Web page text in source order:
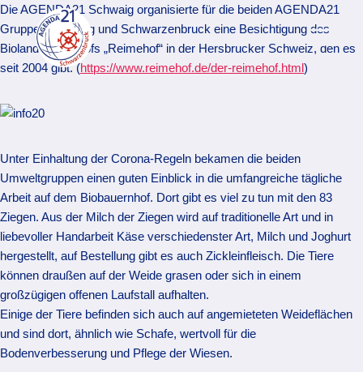
Zum
Inhalt
springen
Die AGENDA21 Schwaig organisierte für die beiden AGENDA21
Gruppen Schwaig und Schwarzenbruck eine Besichtigung des
Bioland Ziegenhofs „Reimehof“ in der Hersbrucker Schweiz, den es
seit 2004 gibt. (https://www.reimehof.de/der-reimehof.html)
Unter Einhaltung der Corona-Regeln bekamen die beiden
Umweltgruppen einen guten Einblick in die umfangreiche tägliche
Arbeit auf dem Biobauernhof. Dort gibt es viel zu tun mit den 83
Ziegen. Aus der Milch der Ziegen wird auf traditionelle Art und in
liebevoller Handarbeit Käse verschiedenster Art, Milch und Joghurt
hergestellt, auf Bestellung gibt es auch Zickleinfleisch. Die Tiere
können draußen auf der Weide grasen oder sich in einem
großzügigen offenen Laufstall aufhalten.
Einige der Tiere befinden sich auch auf angemieteten Weideflächen
und sind dort, ähnlich wie Schafe, wertvoll für die
Bodenverbesserung und Pflege der Wiesen.